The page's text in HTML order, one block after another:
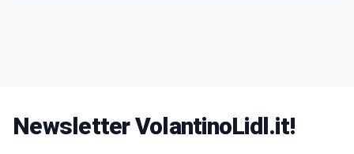
Newsletter VolantinoLidl.it!